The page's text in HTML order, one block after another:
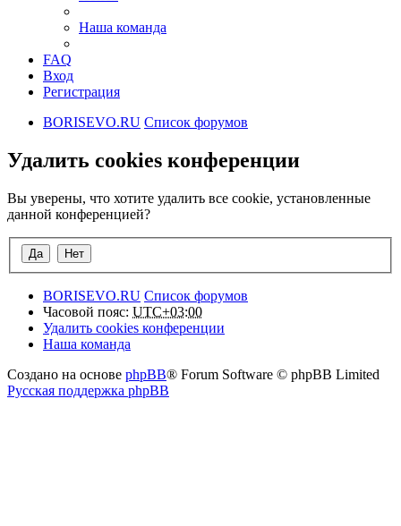
Наша команда
FAQ
Вход
Регистрация
BORISEVO.RU Список форумов
Удалить cookies конференции
Вы уверены, что хотите удалить все cookie, установленные
данной конференцией?
BORISEVO.RU Список форумов
Часовой пояс: UTC+03:00
Удалить cookies конференции
Наша команда
Создано на основе phpBB® Forum Software © phpBB Limited
Русская поддержка phpBB